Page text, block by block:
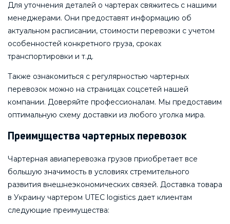
Для уточнения деталей о чартерах свяжитесь с нашими
менеджерами. Они предоставят информацию об
актуальном расписании, стоимости перевозки с учетом
особенностей конкретного груза, сроках
транспортировки и т.д.
Также ознакомиться с регулярностью чартерных
перевозок можно на страницах соцсетей нашей
компании. Доверяйте профессионалам. Мы предоставим
оптимальную схему доставки из любого уголка мира.
Преимущества чартерных перевозок
Чартерная авиаперевозка грузов приобретает все
большую значимость в условиях стремительного
развития внешнеэкономических связей. Доставка товара
в Украину чартером UTEC logistics дает клиентам
следующие преимущества: